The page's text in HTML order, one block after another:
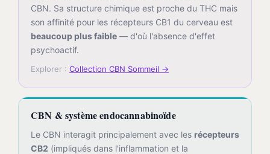
CBN. Sa structure chimique est proche du THC mais
son affinité pour les récepteurs CB1 du cerveau est
beaucoup plus faible — d'où l'absence d'effet
psychoactif.
Explorer : Collection CBN Sommeil →
CBN & système endocannabinoïde
Le CBN interagit principalement avec les récepteurs
CB2 (impliqués dans l'inflammation et la